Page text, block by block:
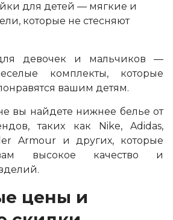
для детей — мягкие и
которые не стесняют
девочек и мальчиков —
комплекты, которые
вашим детям.
вы найдете нижнее белье от
таких как Nike, Adidas,
Armour и других, которые
высокое качество и
цены и